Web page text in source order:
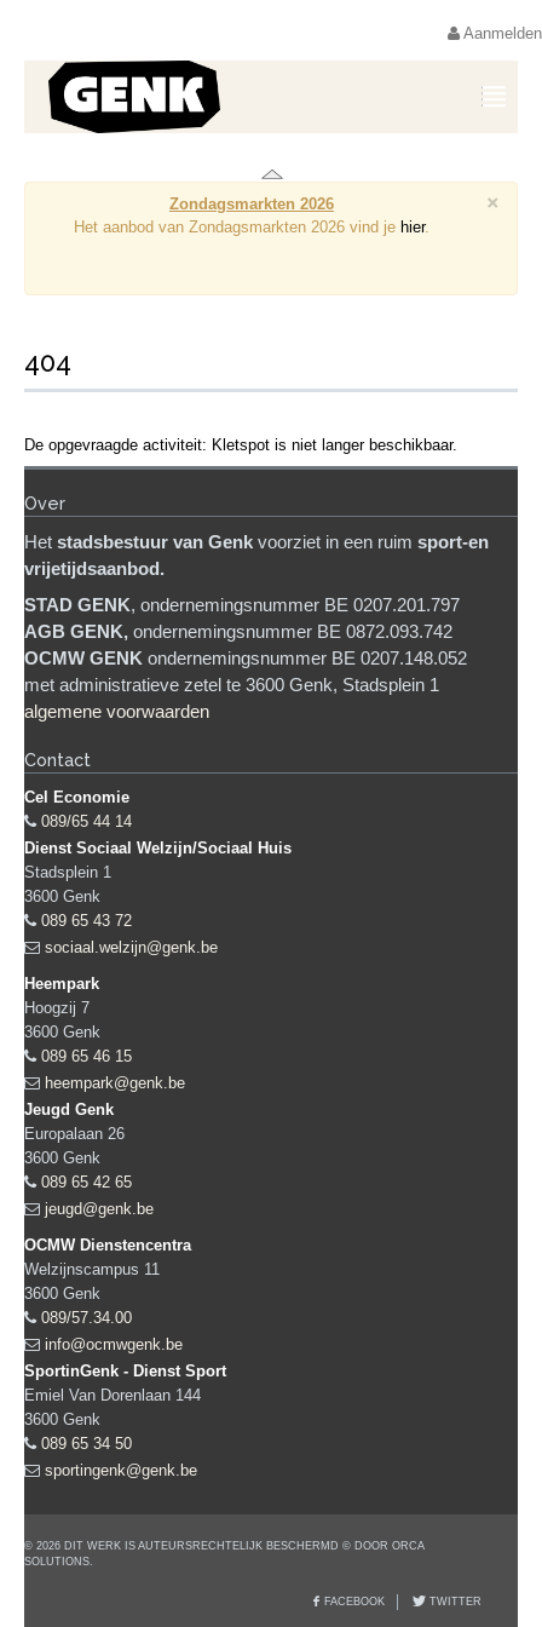
Aanmelden
×
Zondagsmarkten 2026
Het aanbod van Zondagsmarkten 2026 vind je hier.
404
De opgevraagde activiteit: Kletspot is niet langer beschikbaar.
Over
Het stadsbestuur van Genk voorziet in een ruim sport-en
vrijetijdsaanbod.
STAD GENK, ondernemingsnummer BE 0207.201.797
AGB GENK, ondernemingsnummer BE 0872.093.742
OCMW GENK ondernemingsnummer BE 0207.148.052
met administratieve zetel te 3600 Genk, Stadsplein 1
algemene voorwaarden
Contact
Cel Economie
089/65 44 14
Dienst Sociaal Welzijn/Sociaal Huis
Stadsplein 1
3600 Genk
089 65 43 72
sociaal.welzijn@genk.be
Heempark
Hoogzij 7
3600 Genk
089 65 46 15
heempark@genk.be
Jeugd Genk
Europalaan 26
3600 Genk
089 65 42 65
jeugd@genk.be
OCMW Dienstencentra
Welzijnscampus 11
3600 Genk
089/57.34.00
info@ocmwgenk.be
SportinGenk - Dienst Sport
Emiel Van Dorenlaan 144
3600 Genk
089 65 34 50
sportingenk@genk.be
© 2026 DIT WERK IS AUTEURSRECHTELIJK BESCHERMD © DOOR ORCA
SOLUTIONS.
FACEBOOK TWITTER